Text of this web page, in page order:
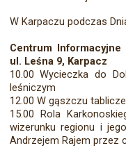
W Karpaczu podczas
Centrum Informacyjne
ul. Leśna 9, Karpacz
10.00 Wycieczka do
leśniczym
12.00 W gąszczu
15.00 Rola
wizerunku regionu i
Andrzejem Rajem przez